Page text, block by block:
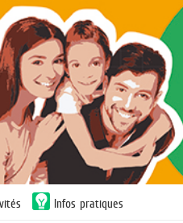
Infos pratiques